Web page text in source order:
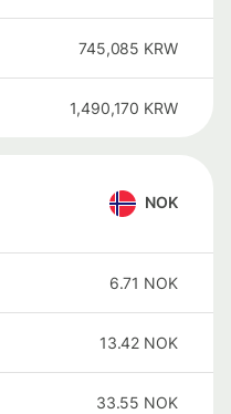
745,085 KRW
1,490,170 KRW
NOK
6.71 NOK
13.42 NOK
33.55 NOK